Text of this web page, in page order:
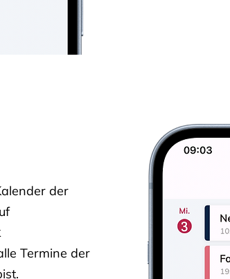
der
Termine der